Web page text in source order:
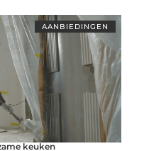
AANBIEDINGEN
keuken